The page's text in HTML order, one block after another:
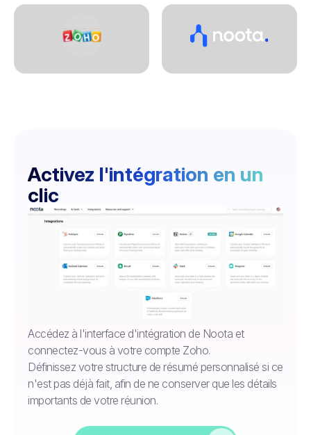
Activez l'intégration en un
clic
Accédez à l'interface d'intégration de Noota et
connectez-vous à votre compte Zoho.
Définissez votre structure de résumé personnalisé si ce
n'est pas déjà fait, afin de ne conserver que les détails
importants de votre réunion.